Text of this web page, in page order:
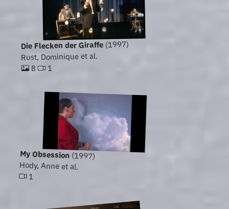
Die Flecken der Giraffe(1997)
Rust, Dominique et al.
8 1
My Obsession(1997)
Hody, Anne et al.
1